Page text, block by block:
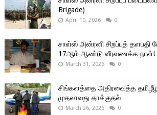
Brigade)
April 10, 2026 0
சாள்ஸ் அன்ரனி சிறப்புத் தளபதி
17ஆம் ஆண்டு வீரவணக்க நாள்!
March 31, 2026 0
சிங்களத்தை அதிரவைத்த
முதலாவது தாக்குதல்
March 26, 2026 0